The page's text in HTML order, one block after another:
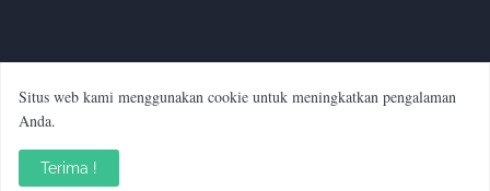
Situs web kami menggunakan cookie untuk meningkatkan pengalaman
Anda.
Terima !